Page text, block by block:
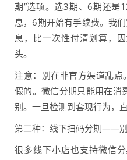
期”选项。选3期、6期还是
息，6期开始有手续费。我
息，比一次性付清划算，
头。
注意：别在非官方渠道乱点
假的。微信分期只能用在消
别。一旦检测到套现行为，
第二种：线下扫码分期——别
很多线下小店也支持微信